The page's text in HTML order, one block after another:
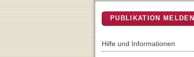
PUBLIKATION MELDEN
Hilfe und Informationen